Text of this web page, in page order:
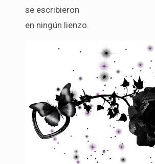
se escribieron
en ningún lienzo.